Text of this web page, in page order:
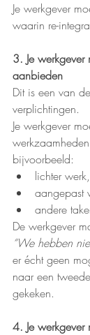
Je werkgever
waarin re-
3. Je
aanbieden
Dit is een van
verplichtingen.
Je werkgever
bijvoorbeeld:
lichter werk,
aangepast
andere
De werkgever
“We hebben
er écht geen
naar een
gekeken.
4. Je